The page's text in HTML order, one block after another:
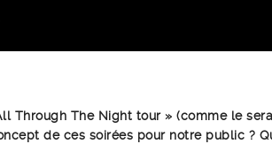
Through The Night tour » (comme le
de ces soirées pour notre public ?